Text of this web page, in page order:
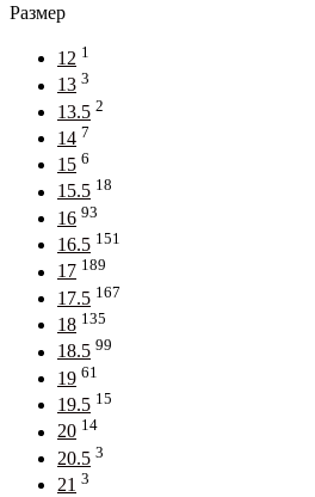
Размер
12 1
13 3
13.5 2
14 7
15 6
15.5 18
16 93
16.5 151
17 189
17.5 167
18 135
18.5 99
19 61
19.5 15
20 14
20.5 3
21 3